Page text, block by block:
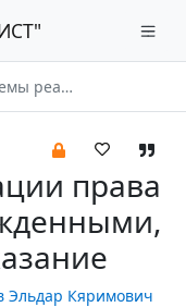
осужденными, отбывающими наказание
права
Эльдар Кяримович